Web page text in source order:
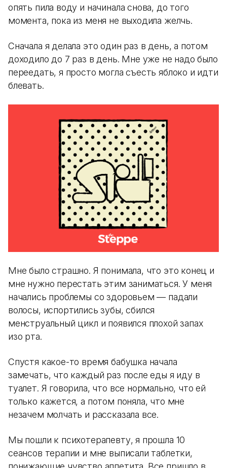
опять пила воду и начинала снова, до того
момента, пока из меня не выходила желчь.
Сначала я делала это один раз в день, а потом
доходило до 7 раз в день. Мне уже не надо было
переедать, я просто могла съесть яблоко и идти
блевать.
Мне было страшно. Я понимала, что это конец и
мне нужно перестать этим заниматься. У меня
начались проблемы со здоровьем — падали
волосы, испортились зубы, сбился
менструальный цикл и появился плохой запах
изо рта.
Спустя какое-то время бабушка начала
замечать, что каждый раз после еды я иду в
туалет. Я говорила, что все нормально, что ей
только кажется, а потом поняла, что мне
незачем молчать и рассказала все.
Мы пошли к психотерапевту, я прошла 10
сеансов терапии и мне выписали таблетки,